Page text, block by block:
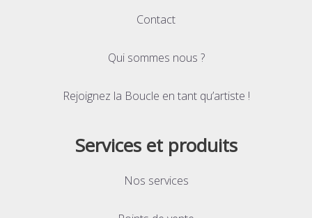
Contact
Qui sommes nous ?
Rejoignez la Boucle en tant qu’artiste !
Services et produits
Nos services